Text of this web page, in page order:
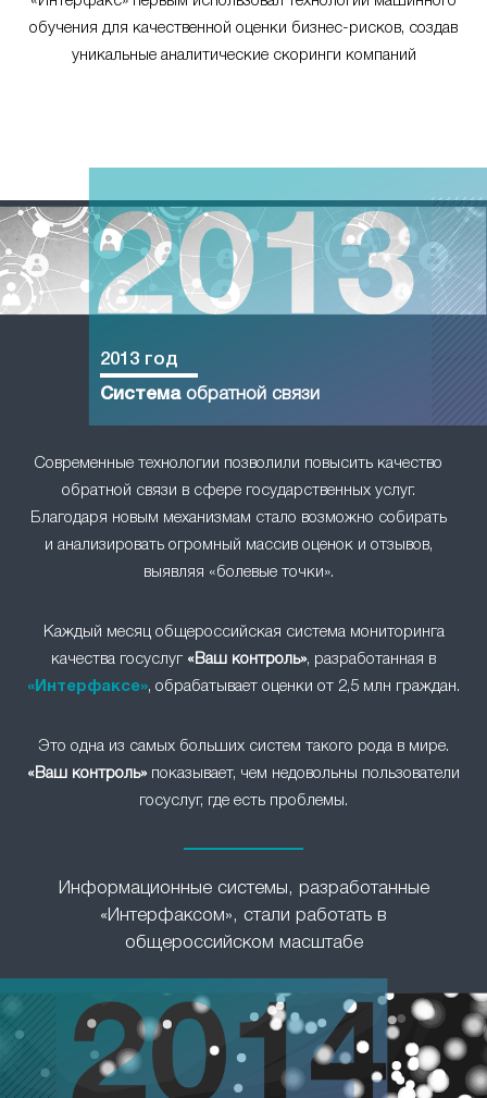
обучения для качественной оценки бизнес-рисков, создав
уникальные аналитические скоринги компаний
Современные технологии позволили повысить качество
обратной связи в сфере государственных услуг.
Благодаря новым механизмам стало возможно собирать
и анализировать огромный массив оценок и отзывов,
выявляя «болевые точки».
2013 год
Системаобратной связи
Каждый месяц общероссийская система мониторинга
качества госуслуг «Ваш контроль», разработанная в
«Интерфаксе», обрабатывает оценки от 2,5 млн граждан.
Это одна из самых больших систем такого рода в мире.
«Ваш контроль»показывает, чем недовольны пользователи
госуслуг, где есть проблемы.
Информационные системы, разработанные
«Интерфаксом», стали работать в
общероссийском масштабе